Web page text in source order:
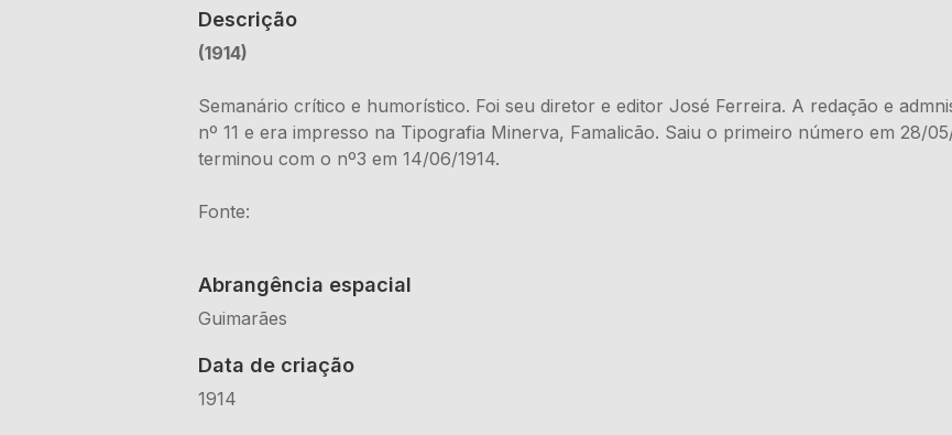
Descrição
(1914)
Semanário crítico e humorístico. Foi seu diretor e editor José Ferreira. A redação e
nº 11 e era impresso na Tipografia Minerva, Famalicão. Saiu o primeiro número em 28/
terminou com o nº3 em 14/06/1914.
Fonte:
Abrangência espacial
Guimarães
Data de criação
1914